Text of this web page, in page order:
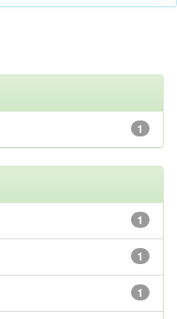
1
1
1
1